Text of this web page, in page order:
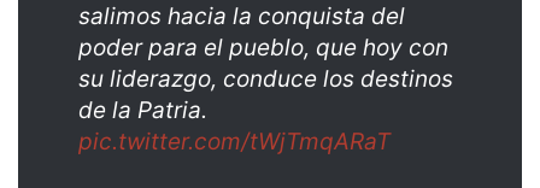
salimos hacia la conquista del
poder para el pueblo, que hoy con
su liderazgo, conduce los destinos
de la Patria.
pic.twitter.com/tWjTmqARaT